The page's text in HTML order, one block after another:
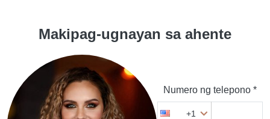
Makipag-ugnayan sa ahente
Numero ng telepono *
+1